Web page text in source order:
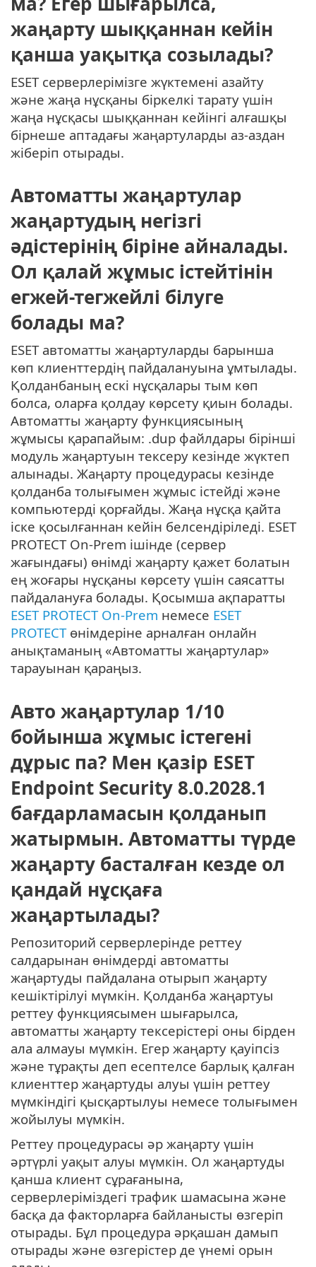
жаңарту шыққаннан кейін
қанша уақытқа созылады?
ESET серверлерімізге жүктемені азайту
және жаңа нұсқаны біркелкі тарату үшін
жаңа нұсқасы шыққаннан кейінгі алғашқы
бірнеше аптадағы жаңартуларды аз-аздан
жіберіп отырады.
Автоматты жаңартулар
жаңартудың негізгі
әдістерінің біріне айналады.
Ол қалай жұмыс істейтінін
егжей-тегжейлі білуге
болады ма?
ESET автоматты жаңартуларды барынша
көп клиенттердің пайдалануына ұмтылады.
Қолданбаның ескі нұсқалары тым көп
болса, оларға қолдау көрсету қиын болады.
Автоматты жаңарту функциясының
жұмысы қарапайым: .dup файлдары бірінші
модуль жаңартуын тексеру кезінде жүктеп
алынады. Жаңарту процедурасы кезінде
қолданба толығымен жұмыс істейді және
компьютерді қорғайды. Жаңа нұсқа қайта
іске қосылғаннан кейін белсендіріледі. ESET
PROTECT On-Prem ішінде (сервер
жағындағы) өнімді жаңарту қажет болатын
ең жоғары нұсқаны көрсету үшін саясатты
пайдалануға болады. Қосымша ақпаратты
ESET PROTECT On-Prem немесе ESET
PROTECTөнімдеріне арналған онлайн
анықтаманың «Автоматты жаңартулар»
тарауынан қараңыз.
Авто жаңартулар 1/10
бойынша жұмыс істегені
дұрыс па? Мен қазір ESET
Endpoint Security 8.0.2028.1
бағдарламасын қолданып
жатырмын. Автоматты түрде
жаңарту басталған кезде ол
қандай нұсқаға
жаңартылады?
Репозиторий серверлерінде реттеу
салдарынан өнімдерді автоматты
жаңартуды пайдалана отырып жаңарту
кешіктірілуі мүмкін. Қолданба жаңартуы
реттеу функциясымен шығарылса,
автоматты жаңарту тексерістері оны бірден
ала алмауы мүмкін. Егер жаңарту қауіпсіз
және тұрақты деп есептелсе барлық қалған
клиенттер жаңартуды алуы үшін реттеу
мүмкіндігі қысқартылуы немесе толығымен
жойылуы мүмкін.
Реттеу процедурасы әр жаңарту үшін
әртүрлі уақыт алуы мүмкін. Ол жаңартуды
қанша клиент сұрағанына,
серверлеріміздегі трафик шамасына және
басқа да факторларға байланысты өзгеріп
отырады. Бұл процедура әрқашан дамып
отырады және өзгерістер де үнемі орын